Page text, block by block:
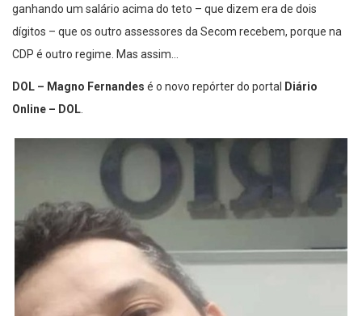
ganhando um salário acima do teto – que dizem era de dois
dígitos – que os outro assessores da Secom recebem, porque na
CDP é outro regime. Mas assim…
DOL – Magno Fernandes é o novo repórter do portal
Diário
Online – DOL